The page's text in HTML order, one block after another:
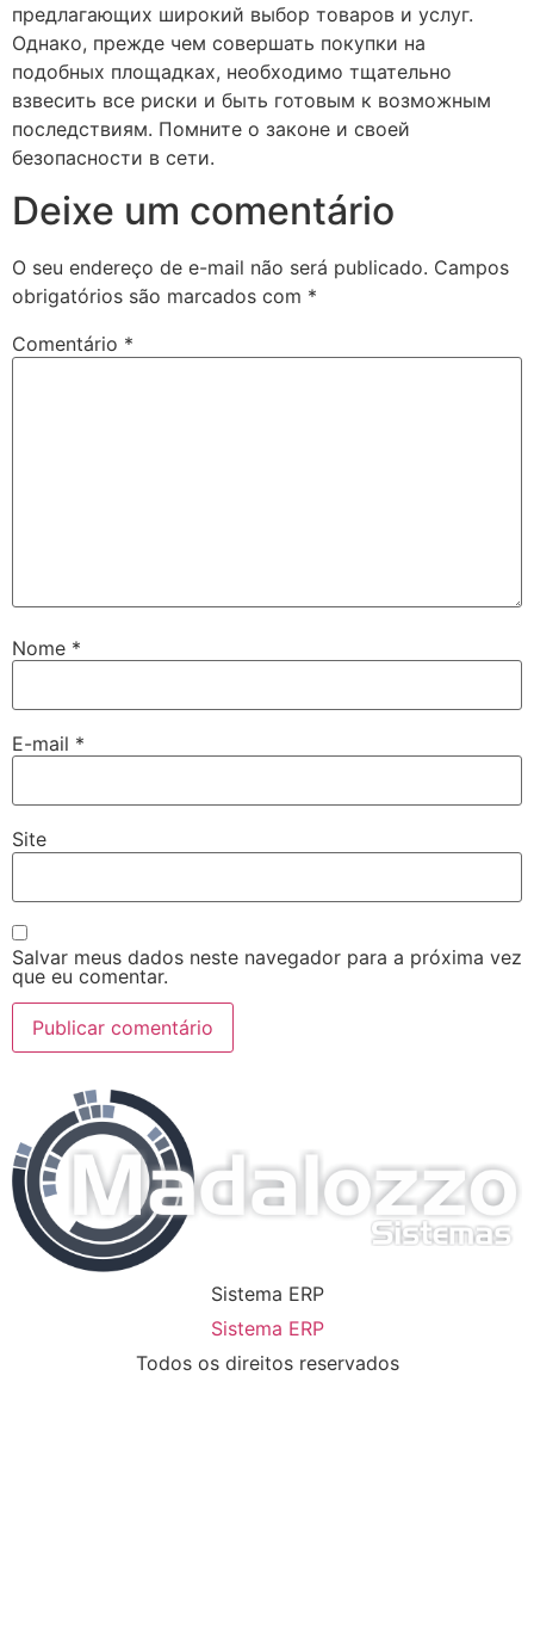
предлагающих широкий выбор товаров и услуг.
Однако, прежде чем совершать покупки на
подобных площадках, необходимо тщательно
взвесить все риски и быть готовым к возможным
последствиям. Помните о законе и своей
безопасности в сети.
Deixe um comentário
O seu endereço de e-mail não será publicado. Campos
obrigatórios são marcados com *
Comentário *
Nome *
E-mail *
Site
Salvar meus dados neste navegador para a próxima vez
que eu comentar.
Sistema ERP
Sistema ERP
Todos os direitos reservados